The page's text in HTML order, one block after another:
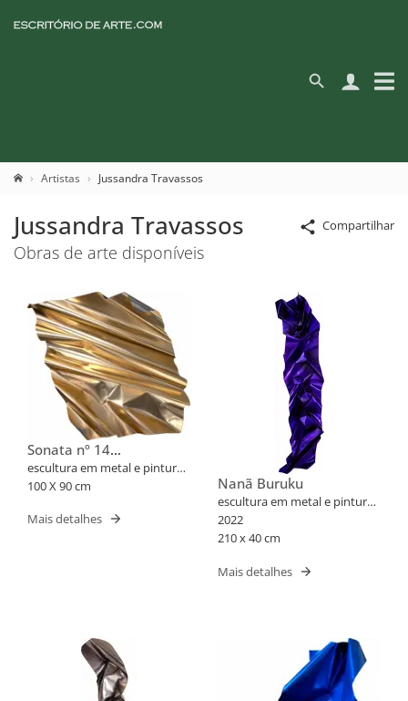
Artistas Jussandra Travassos
Compartilhar
Jussandra Travassos
Obras de arte disponíveis
Sonata nº 14
(BEETHOVEN)
escultura em metal e pintura
electroestática
100 X 90 cm
Mais detalhes
Nanã Buruku
escultura em metal e pintura
electroestática
2022
210 x 40 cm
Mais detalhes